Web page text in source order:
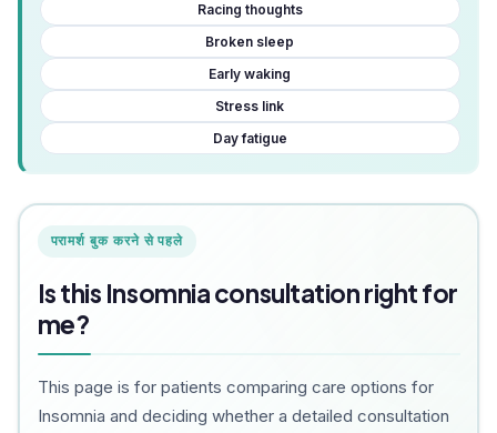
Racing thoughts
Broken sleep
Early waking
Stress link
Day fatigue
परामर्श बुक करने से पहले
Is this Insomnia consultation right for
me?
This page is for patients comparing care options for
Insomnia and deciding whether a detailed consultation